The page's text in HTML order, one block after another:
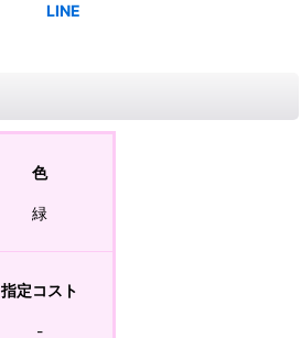
色
緑
指定コスト
-